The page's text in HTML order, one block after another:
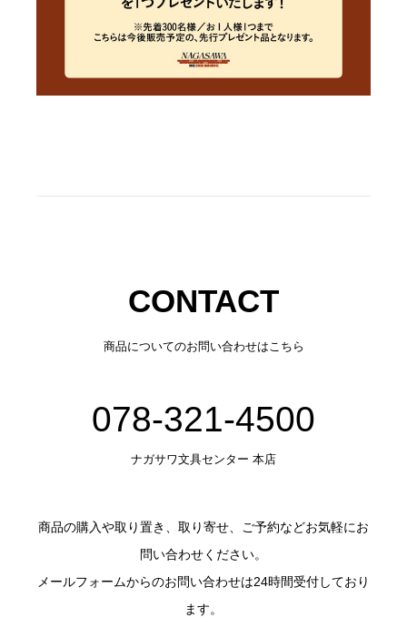
CONTACT
商品についてのお問い合わせはこちら
078-321-4500
ナガサワ文具センター 本店
商品の購入や取り置き、取り寄せ、ご予約などお気軽にお
問い合わせください。
メールフォームからのお問い合わせは24時間受付しており
ます。